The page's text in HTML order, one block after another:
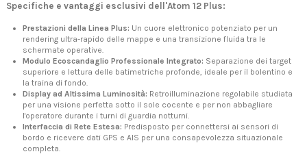
Specifiche e vantaggi esclusivi dell'Atom 12 Plus:
Prestazioni della Linea Plus: Un cuore elettronico potenziato per un
rendering ultra-rapido delle mappe e una transizione fluida tra le
schermate operative.
Modulo Ecoscandaglio Professionale Integrato: Separazione dei target
superiore e lettura delle batimetriche profonde, ideale per il bolentino e
la traina di fondo.
Display ad Altissima Luminosità: Retroilluminazione regolabile studiata
per una visione perfetta sotto il sole cocente e per non abbagliare
l'operatore durante i turni di guardia notturni.
Interfaccia di Rete Estesa: Predisposto per connettersi ai sensori di
bordo e ricevere dati GPS e AIS per una consapevolezza situazionale
completa.